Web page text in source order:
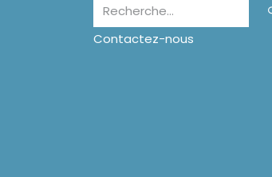
Contactez-nous